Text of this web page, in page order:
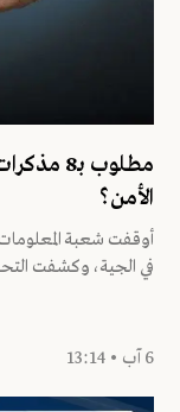
مطلوب
الأمن؟
أوقفت شعبة
في الجية، وكشفت
6 آب • 13:14